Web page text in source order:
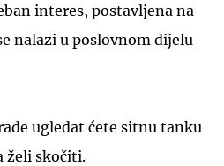
interes, postavljena na
nalazi u poslovnom dijelu
ugledat ćete sitnu tanku
želi skočiti.